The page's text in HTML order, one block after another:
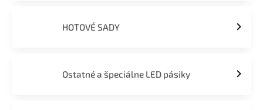
HOTOVÉ SADY
Ostatné a špeciálne LED pásiky